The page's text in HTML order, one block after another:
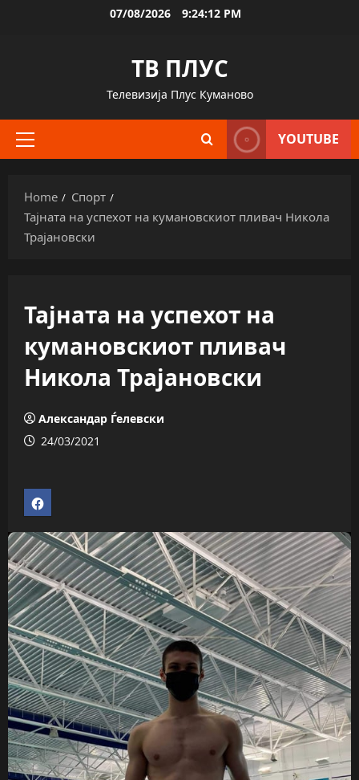
07/08/2026 9:24:13 PM
ТВ ПЛУС
Телевизија Плус Куманово
Primary
YOUTUBE
Home
Спорт
Тајната на успехот на кумановскиот пливач Никола
Трајановски
Тајната на успехот на
кумановскиот пливач
Никола Трајановски
Александар Ѓелевски
24/03/2021